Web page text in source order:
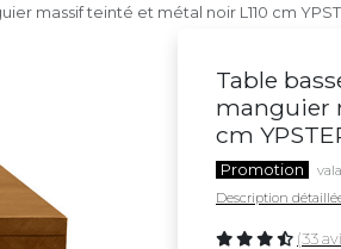
massif teinté et métal noir L110 cm
Table
manguier
cm
Promotion
Description
(33